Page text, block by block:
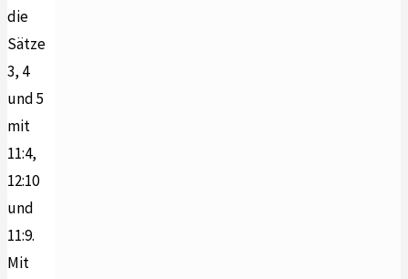
die
Sätze
3, 4
und 5
mit
11:4,
12:10
und
11:9.
Mit